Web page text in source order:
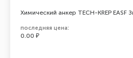
Химический анкер TECH-KREP EASF
последняя цена:
0.00 ₽